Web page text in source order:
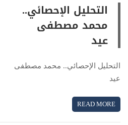
التحليل الإحصائي..
محمد مصطفى
عيد
التحليل الإحصائي.. محمد مصطفى
عيد
READ MORE